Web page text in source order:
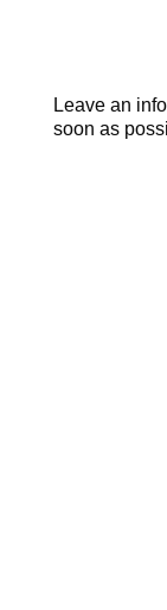
Leave an
soon as